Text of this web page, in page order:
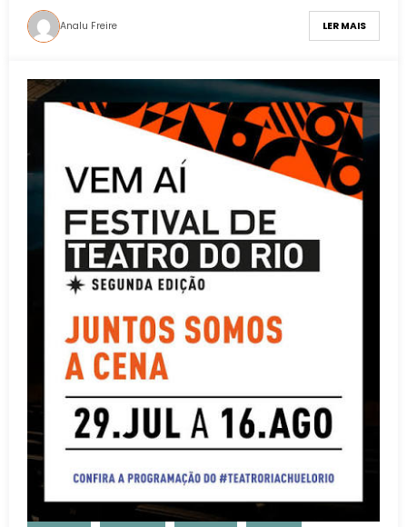
Analu Freire LER MAIS